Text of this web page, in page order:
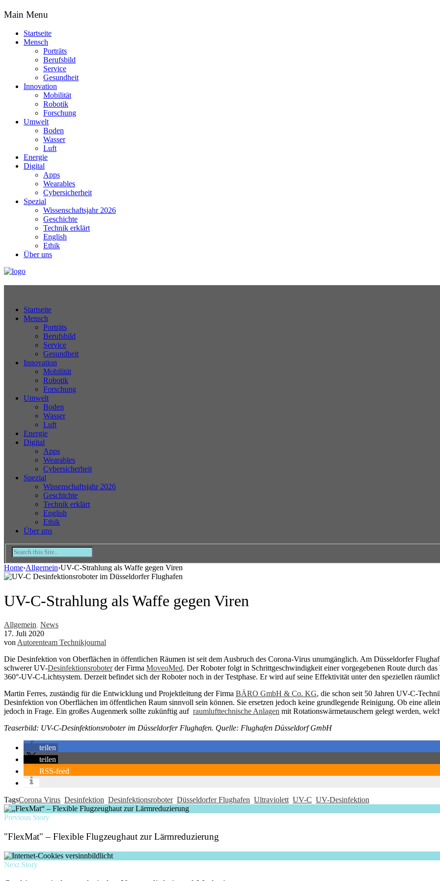
Main Menu
Startseite
Mensch
Porträts
Berufsbild
Service
Gesundheit
Innovation
Mobilität
Robotik
Forschung
Umwelt
Boden
Wasser
Luft
Energie
Digital
Apps
Wearables
Cybersicherheit
Spezial
Wissenschaftsjahr 2026
Geschichte
Technik erklärt
English
Ethik
Über uns
Startseite
Mensch
Porträts
Berufsbild
Service
Gesundheit
Innovation
Mobilität
Robotik
Forschung
Umwelt
Boden
Wasser
Luft
Energie
Digital
Apps
Wearables
Cybersicherheit
Spezial
Wissenschaftsjahr 2026
Geschichte
Technik erklärt
English
Ethik
Über uns
Home›Allgemein›UV-C-Strahlung als Waffe gegen Viren
UV-C-Strahlung als Waffe gegen Viren
Allgemein, News
17. Juli 2020
von Autorenteam Technikjournal
Die Desinfektion von Oberflächen in öffentlichen Räumen ist seit dem Ausbruch des Corona-Virus unumgänglich. Am Düsseldorfer
schwerer UV-Desinfektionsroboterder Firma MoveoMed. Der Roboter folgt in Schrittgeschwindigkeit einer vorgegebenen Route durch
360°-UV-C-Lichtsystem. Derzeit befindet sich der Roboter noch in der Testphase. Er wird auf seine Effektivität unter den speziellen
Martin Ferres, zuständig für die Entwicklung und Projektleitung der Firma BÄRO GmbH & Co. KG, die schon seit 50 Jahren UV-C-
Desinfektion von Oberflächen im öffentlichen Raum sinnvoll sein können. Sie ersetzen jedoch keine grundlegende Reinigung. Ob eine
jedoch in Frage. Ein großes Augenmerk sollte zukünftig auf raumlufttechnische Anlagen mit Rotationswärmetauschern gelegt werden,
Teaserbild: UV-C-Desinfektionsroboter im Düsseldorfer Flughafen. Quelle: Flughafen Düsseldorf GmbH
teilen
teilen
RSS-feed
TagsCorona Virus Desinfektion Desinfektionsroboter Düsseldorfer Flughafen Ultraviolett UV-C UV-Desinfektion
Previous Story
"FlexMat" – Flexible Flugzeughaut zur Lärmreduzierung
Next Story